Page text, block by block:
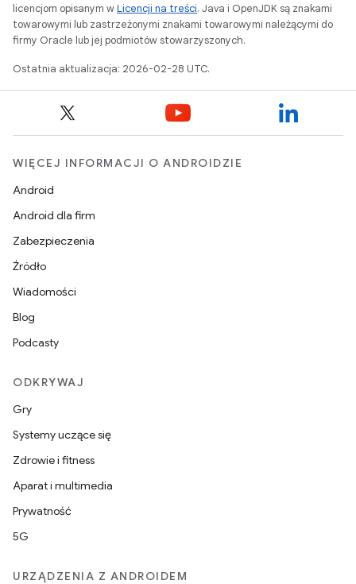
licencjom opisanym wLicencji na treści. Java i OpenJDK są znakami
towarowymi lub zastrzeżonymi znakami towarowymi należącymi do
firmy Oracle lub jej podmiotów stowarzyszonych.
Ostatnia aktualizacja: 2026-02-28 UTC.
WIĘCEJ INFORMACJI O ANDROIDZIE
Android
Android dla firm
Zabezpieczenia
Źródło
Wiadomości
Blog
Podcasty
ODKRYWAJ
Gry
Systemy uczące się
Zdrowie i fitness
Aparat i multimedia
Prywatność
5G
URZĄDZENIA Z ANDROIDEM